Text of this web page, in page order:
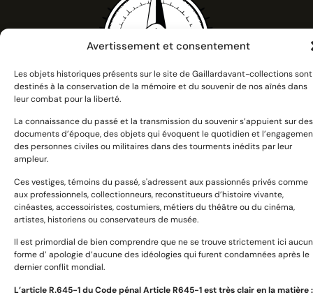
Avertissement et consentement
Les objets historiques présents sur le site de Gaillardavant-collections sont
destinés à la conservation de la mémoire et du souvenir de nos aînés dans
leur combat pour la liberté.
La connaissance du passé et la transmission du souvenir s’appuient sur des
documents d’époque, des objets qui évoquent le quotidien et
des personnes civiles ou militaires dans des tourments inédits par leur
ampleur.
Ces vestiges, témoins du passé, s'adressent aux passionnés privés comme
aux professionnels, collectionneurs, reconstitueurs d’histoire vivante,
cinéastes, accessoiristes, costumiers, métiers du théâtre ou du cinéma,
artistes, historiens ou conservateurs de musée.
Il est primordial de bien comprendre que ne se trouve strictement ici
forme d’ apologie d’aucune des idéologies qui furent condamnées après le
dernier conflit mondial.
L’article R.645­-1 du Code pénal Article R645-1 est très clair en la matière :
Devoir de mémoire et citoyenneté :
se souvenir et transmettre
Catégories
Uniformes